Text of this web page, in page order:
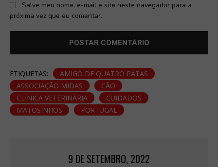
Salve meu nome, e-mail e site neste navegador para a
próxima vez que eu comentar.
ETIQUETAS:
AMIGO DE QUATRO PATAS
ASSOCIAÇÃO MIDAS
CÃO
CLÍNICA VETERINÁRIA
CUIDADOS
MATOSINHOS
PORTUGAL
9 DE SETEMBRO, 2022